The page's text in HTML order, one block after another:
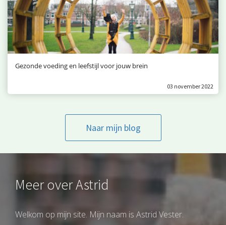
Gezonde voeding en leefstijl voor jouw brein
03 november 2022
Naar mijn blog
Meer over Astrid
Welkom op mijn site. Mijn naam is Astrid Vester.